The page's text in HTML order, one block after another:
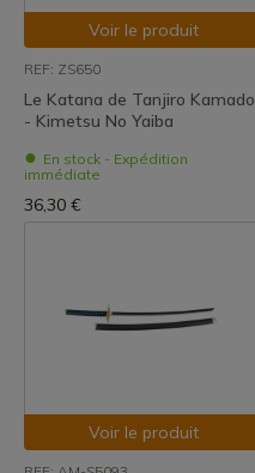
Voir le produit
REF: ZS650
Le Katana de Tanjiro Kamado
- Kimetsu No Yaiba
En stock - Expédition
immédiate
36,30 €
Voir le produit